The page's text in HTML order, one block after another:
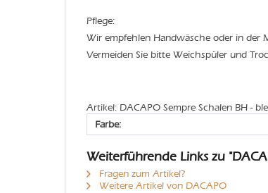
Pflege:
Wir empfehlen Handwäsche oder in der
Vermeiden Sie bitte Weichspüler und
Artikel: DACAPO Sempre Schalen BH -
Farbe:
Weiterführende Links zu
Fragen zum Artikel?
Weitere Artikel von DACAPO